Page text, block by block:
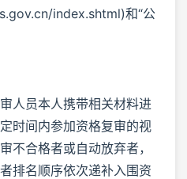
index.shtml)和“公
人员本人携带相关材料进
时间内参加资格复审的视
不合格者或自动放弃者，
排名顺序依次递补入围资